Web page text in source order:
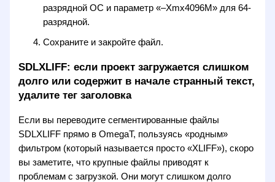
разрядной ОС и параметр «–Xmx4096M» для 64-
разрядной.
Сохраните и закройте файл.
SDLXLIFF: если проект загружается слишком
долго или содержит в начале странный текст,
удалите тег заголовка
Если вы переводите сегментированные файлы
SDLXLIFF прямо в OmegaT, пользуясь «родным»
фильтром (который называется просто «XLIFF»), скоро
вы заметите, что крупные файлы приводят к
проблемам с загрузкой. Они могут слишком долго